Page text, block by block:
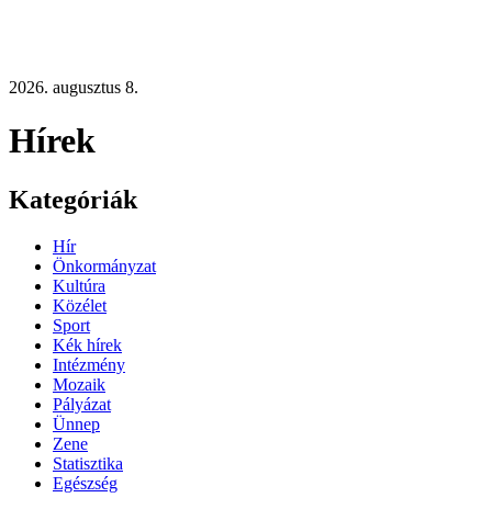
2026. augusztus 8.
Hírek
Kategóriák
Hír
Önkormányzat
Kultúra
Közélet
Sport
Kék hírek
Intézmény
Mozaik
Pályázat
Ünnep
Zene
Statisztika
Egészség